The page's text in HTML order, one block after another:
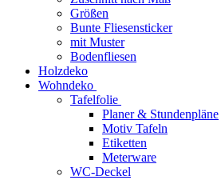
Größen
Bunte Fliesensticker
mit Muster
Bodenfliesen
Holzdeko
Wohndeko
Tafelfolie
Planer & Stundenpläne
Motiv Tafeln
Etiketten
Meterware
WC-Deckel